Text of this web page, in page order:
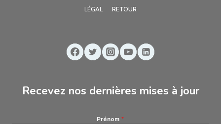
LÉGAL
RETOUR
Recevez nos dernières mises à jour
Prénom *